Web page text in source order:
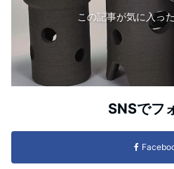
この記事が気に入っ
SNSでフ